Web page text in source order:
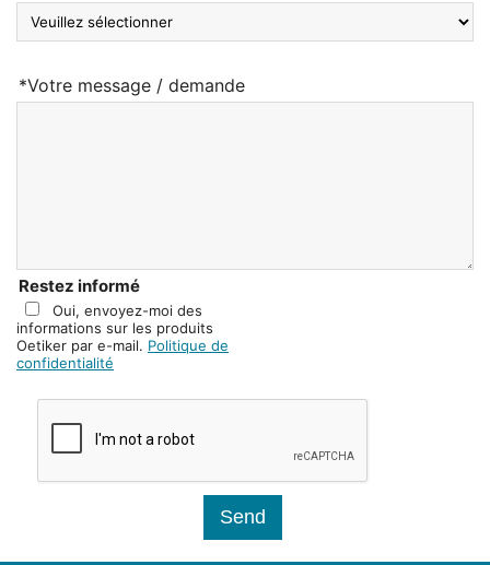
*Votre message / demande
Restez informé
Oui, envoyez-moi des
informations sur les produits
Oetiker par e-mail. Politique de
confidentialité